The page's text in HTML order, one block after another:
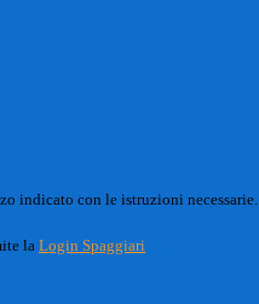
indicato con le istruzioni necessarie.
la Login Spaggiari